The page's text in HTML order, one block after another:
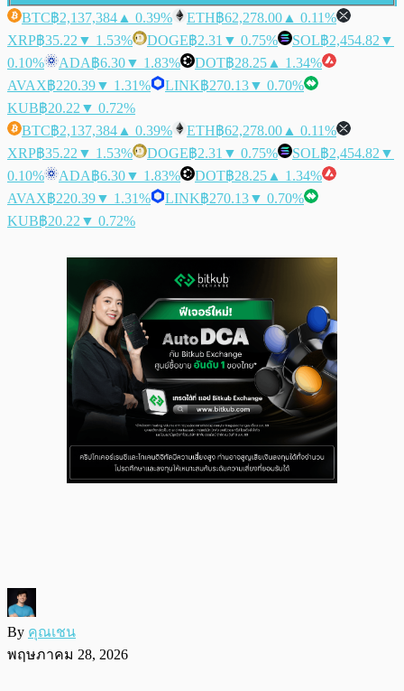
BTC฿2,137,384 ▲ 0.39% ETH฿62,278.00 ▲ 0.11%
XRP฿35.22 ▼ 1.53% DOGE฿2.31 ▼ 0.75% SOL฿2,454.82 ▼
0.10%
ADA฿6.30▼ 1.83% DOT฿28.25 ▲ 1.34%
AVAX฿220.39▼ 1.31% LINK฿270.13▼ 0.70%
KUB฿20.22 ▼ 0.72%
BTC฿2,137,384 ▲ 0.39% ETH฿62,278.00 ▲ 0.11%
XRP฿35.22 ▼ 1.53% DOGE฿2.31 ▼ 0.75% SOL฿2,454.82 ▼
0.10%
ADA฿6.30▼ 1.83% DOT฿28.25 ▲ 1.34%
AVAX฿220.39▼ 1.31% LINK฿270.13▼ 0.70%
KUB฿20.22 ▼ 0.72%
By คุณเชน
พฤษภาคม 28, 2026